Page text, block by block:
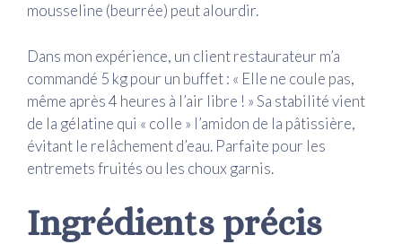
mousseline (beurrée) peut alourdir.
Dans mon expérience, un client restaurateur m’a
commandé 5 kg pour un buffet : « Elle ne coule pas,
même après 4 heures à l’air libre ! » Sa stabilité vient
de la gélatine qui « colle » l’amidon de la pâtissière,
évitant le relâchement d’eau. Parfaite pour les
entremets fruités ou les choux garnis.
Ingrédients précis